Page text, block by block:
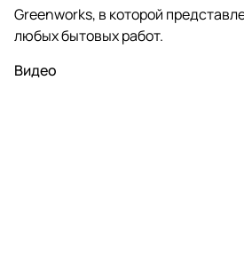
Greenworks, в которой
любых бытовых работ.
Видео